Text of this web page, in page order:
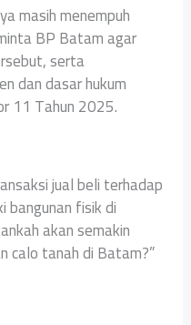
masih menempuh
BP Batam agar
serta
dan dasar hukum
11 Tahun 2025.
jual beli terhadap
bangunan fisik di
akan semakin
calo tanah di Batam?”